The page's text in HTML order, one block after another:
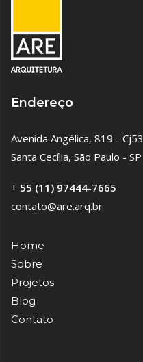
Endereço
Avenida Angélica, 819 - Cj53
Santa Cecília, São Paulo - SP
+ 55 (11) 97444-7665
contato@are.arq.br
Home
Sobre
Projetos
Blog
Contato